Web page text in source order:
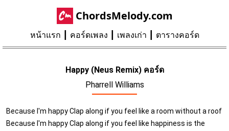
ChordsMelody.com
หน้าแรก คอร์ดเพลง เพลงเก่า ตารางคอร์ด
Happy (Neus Remix) คอร์ด
Pharrell Williams
Because I'm happy Clap along if you feel like a room without a roof
Because I'm happy Clap along if you feel like happiness is the